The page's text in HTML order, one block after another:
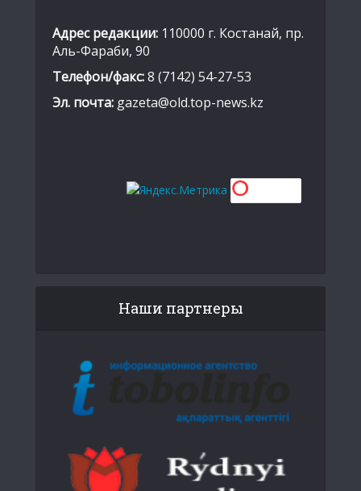
Адрес редакции: 110000 г. Костанай, пр.
Аль-Фараби, 90
Телефон/факс:8 (7142) 54-27-53
Эл. почта: gazeta@old.top-news.kz
Наши партнеры